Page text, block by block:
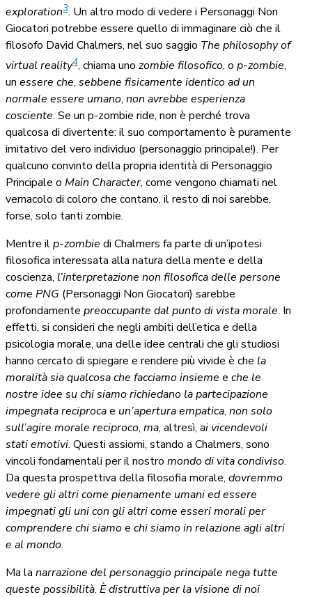
exploration3. Un altro modo di vedere i Personaggi Non
Giocatori potrebbe essere quello di immaginare ciò che il
filosofo David Chalmers, nel suo saggio The philosophy of
virtual reality4, chiama uno zombie filosofico, o p-zombie,
un essere che, sebbene fisicamente identico ad un
normale essere umano, non avrebbe esperienza
cosciente. Se un p-zombie ride, non è perché trova
qualcosa di divertente: il suo comportamento è puramente
imitativo del vero individuo (personaggio principale!). Per
qualcuno convinto della propria identità di Personaggio
Principale o Main Character, come vengono chiamati nel
vernacolo di coloro che contano, il resto di noi sarebbe,
forse, solo tanti zombie.
Mentre ilp-zombie di Chalmers fa parte di un’ipotesi
filosofica interessata alla natura della mente e della
coscienza, l’interpretazione non filosofica delle persone
come PNG (Personaggi Non Giocatori) sarebbe
profondamente preoccupante dal punto di vista morale. In
effetti, si consideri che negli ambiti dell’etica e della
psicologia morale, una delle idee centrali che gli studiosi
hanno cercato di spiegare e rendere più vivide è che la
moralità sia qualcosa che facciamo insieme e che le
nostre idee su chi siamo richiedano la partecipazione
impegnata reciprocae un’apertura empatica, non solo
sull’agire morale reciproco, ma, altresì, ai vicendevoli
stati emotivi. Questi assiomi, stando a Chalmers, sono
vincoli fondamentali per il nostro mondo di vita condiviso.
Da questa prospettiva della filosofia morale, dovremmo
vedere gli altri come pienamente umani ed essere
impegnati gli uni con gli altri come esseri morali per
comprendere chi siamoe chi siamo in relazione agli altri
e al mondo.
Ma la narrazione del personaggio principale nega tutte
queste possibilità. È distruttiva per la visione di noi